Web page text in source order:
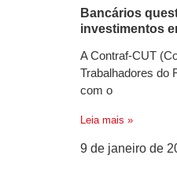
Bancários
investimentos
A Contraf-CUT
Trabalhadores do
com o
Leia mais »
9 de janeiro de